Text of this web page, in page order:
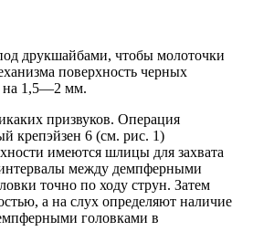
друкшайбами, чтобы молоточки
поверхность черных
на 1,5—2 мм.
призвуков. Опера­ция
крепэйзен 6 (см. рис. 1)
имеются шлицы для захвата
между демпферными
точно по ходу струн. Затем
а на слух определяют наличие
головками в